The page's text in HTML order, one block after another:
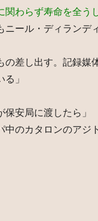
わらず寿命を全う
ニール・ディラン
差し出す。記録媒
」
安局に渡したら」
のカタロンのアジ